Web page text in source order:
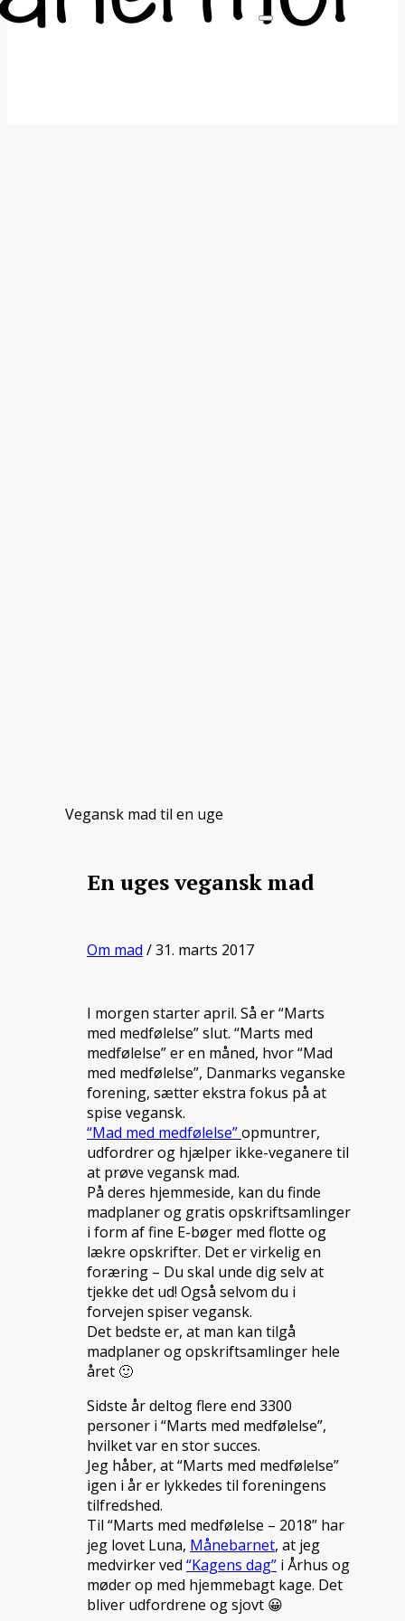
Vegansk mad til en uge
En uges vegansk mad
Om mad / 31. marts 2017
I morgen starter april. Så er “Marts
med medfølelse” slut. “Marts med
medfølelse” er en måned, hvor “Mad
med medfølelse”, Danmarks veganske
forening, sætter ekstra fokus på at
spise vegansk.
“Mad med medfølelse”opmuntrer,
udfordrer og hjælper ikke-veganere til
at prøve vegansk mad.
På deres hjemmeside, kan du finde
madplaner og gratis opskriftsamlinger
i form af fine E-bøger med flotte og
lækre opskrifter. Det er virkelig en
foræring – Du skal unde dig selv at
tjekke det ud! Også selvom du i
forvejen spiser vegansk.
Det bedste er, at man kan tilgå
madplaner og opskriftsamlinger hele
året 🙂
Sidste år deltog flere end 3300
personer i “Marts med medfølelse”,
hvilket var en stor succes.
Jeg håber, at “Marts med medfølelse”
igen i år er lykkedes til foreningens
tilfredshed.
Til “Marts med medfølelse – 2018” har
jeg lovet Luna, Månebarnet, at jeg
medvirker ved “Kagens dag” i Århus og
møder op med hjemmebagt kage. Det
bliver udfordrene og sjovt 😀